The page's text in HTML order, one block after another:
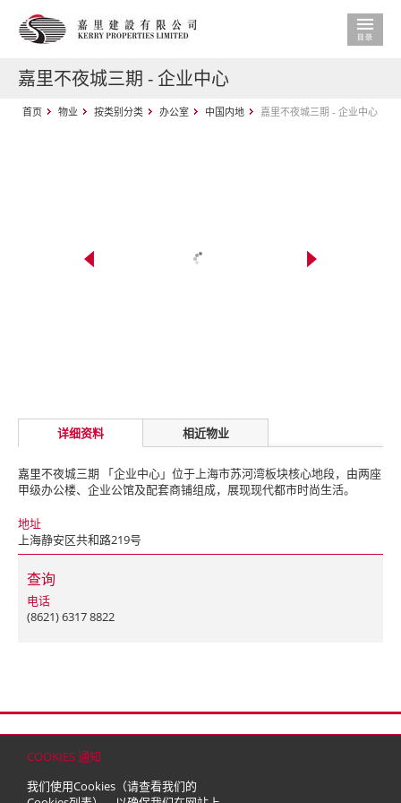
COOKIES 通知
我们使用Cookies（请查看我们的
嘉里不夜城三期 - 企业中心
首页 物业 按类别分类 办公室 中国内地 嘉里不夜城三期 - 企业中心
详细资料 相近物业
嘉里不夜城三期 「企业中心」位于上海市苏河湾板块核心地段，由两座
甲级办公楼、企业公馆及配套商铺组成，展现现代都市时尚生活。
地址
上海静安区共和路219号
查询
电话
(8621) 6317 8822
© 2026 嘉里建设有限公司 (于百慕达注册成立之有限公司)